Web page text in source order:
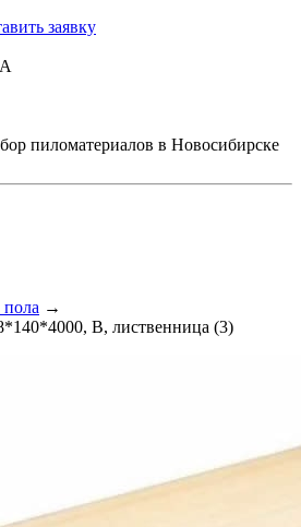
заявку
пиломатериалов в Новосибирске
пола →
В, лиственница (3)